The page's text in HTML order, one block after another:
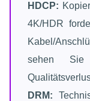
HDCP:
4K/HDR
Kabel/
sehen Sie
DRM: